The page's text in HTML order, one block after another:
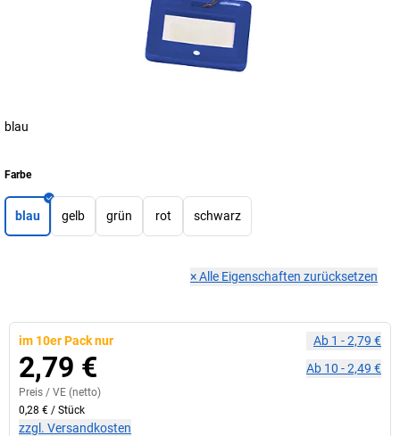
blau
Farbe
blau gelb grün rot schwarz
×Alle Eigenschaften zurücksetzen
im 10er Pack nur
2,79 €
Preis / VE (netto)
0,28 € / Stück
zzgl. Versandkosten
Ab 1 -2,79 €
Ab 10 -2,49 €